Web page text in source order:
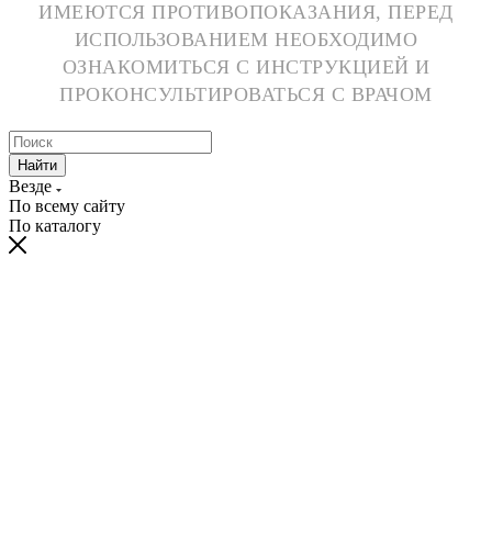
ИМЕЮТСЯ ПРОТИВОПОКАЗАНИЯ, ПЕРЕД
ИСПОЛЬЗОВАНИЕМ НЕОБХОДИМО
ОЗНАКОМИТЬСЯ С ИНСТРУКЦИЕЙ И
ПРОКОНСУЛЬТИРОВАТЬСЯ С ВРАЧОМ
Найти
Везде
По всему сайту
По каталогу